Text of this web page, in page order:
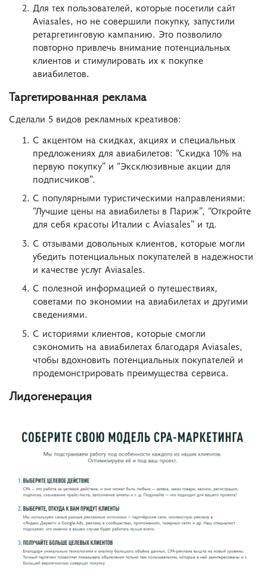
Для тех пользователей, которые посетили сайт
Aviasales, но не совершили покупку, запустили
ретаргетинговую кампанию. Это позволило
повторно привлечь внимание потенциальных
клиентов и стимулировать их к покупке
авиабилетов.
Таргетированная реклама
Сделали 5 видов рекламных креативов:
С акцентом на скидках, акциях и специальных
предложениях для авиабилетов: “Скидка 10% на
первую покупку” и “Эксклюзивные акции для
подписчиков”.
С популярными туристическими направлениями:
“Лучшие цены на авиабилеты в Париж”, “Откройте
для себя красоты Италии с Aviasales” и тд.
С отзывами довольных клиентов, которые могли
убедить потенциальных покупателей в надежности
и качестве услуг Aviasales.
С полезной информацией о путешествиях,
советами по экономии на авиабилетах и другими
сведениями.
С историями клиентов, которые смогли
сэкономить на авиабилетах благодаря Aviasales,
чтобы вдохновить потенциальных покупателей и
продемонстрировать преимущества сервиса.
Лидогенерация